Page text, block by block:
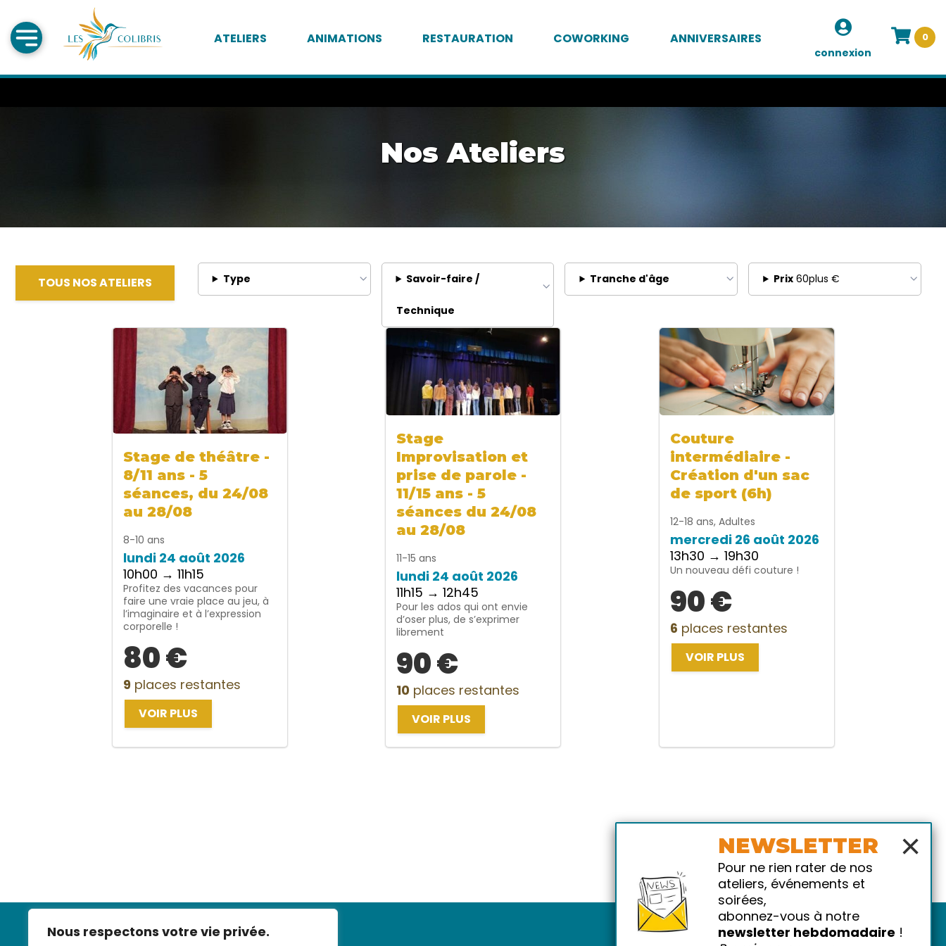
Nous respectons votre vie privée.
ATELIERS ANIMATIONS RESTAURATION COWORKING ANNIVERSAIRES
connexion
0
Nos Ateliers
TOUS NOS ATELIERS Type Savoir-faire /
Technique
Tranche d'âge Prix 60plus €
Stage de théâtre -
8/11 ans - 5
séances, du 24/08
au 28/08
8-10 ans
lundi 24 août 2026
10h00 → 11h15
Profitez des vacances pour
faire une vraie place au jeu, à
l’imaginaire et à l’expression
corporelle !
80 €
9 places restantes
VOIR PLUS
Stage
Improvisation et
prise de parole -
11/15 ans - 5
séances du 24/08
au 28/08
11-15 ans
lundi 24 août 2026
11h15 → 12h45
Pour les ados qui ont envie
d’oser plus, de s’exprimer
librement
90 €
10 places restantes
VOIR PLUS
Couture
intermédiaire -
Création d'un sac
de sport (6h)
12-18 ans, Adultes
mercredi 26 août 2026
13h30 → 19h30
Un nouveau défi couture !
90 €
6 places restantes
VOIR PLUS
×
NEWSLETTER
Pour ne rien rater de nos
ateliers, événements et
soirées,
abonnez-vous à notre
newsletter hebdomadaire !